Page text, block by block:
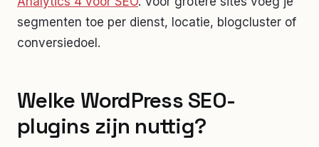
segmenten toe per dienst, locatie, blogcluster of
conversiedoel.
Welke WordPress SEO-
plugins zijn nuttig?